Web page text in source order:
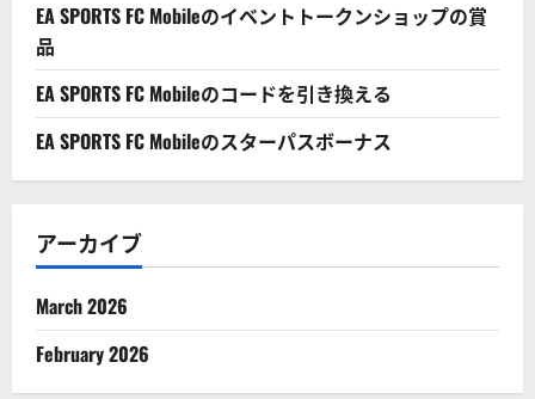
EA SPORTS FC Mobileのイベントトークンショップの賞
品
EA SPORTS FC Mobileのコードを引き換える
EA SPORTS FC Mobileのスターパスボーナス
アーカイブ
March 2026
February 2026